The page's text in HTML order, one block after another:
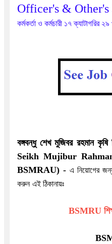
Officer's &
কর্মকর্তা ও কর্মচারী ১৭ ক্যাটাগরির
বঙ্গবন্ধু শেখ মুজিবর রহমান
Seikh Mujibur
BSMRAU)- এ নিয়োগের
করুন এই ঠিকানায়ঃ
BSMRU